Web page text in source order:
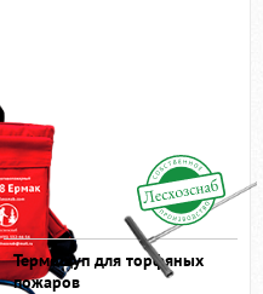
Термощуп для торфяных
пожаров